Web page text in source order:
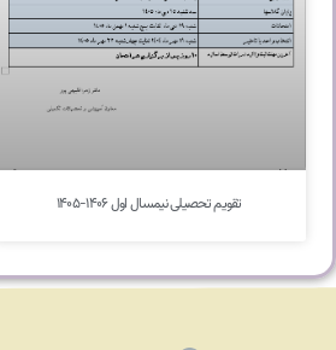
تقویم تحصیلی نیمسال اول ۱۴۰۶-۱۴۰۵